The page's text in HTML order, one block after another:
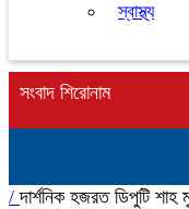
স্বাস্থ্য
সংবাদ শিরোনাম
/দার্শনিক হজরত ডিপুটি